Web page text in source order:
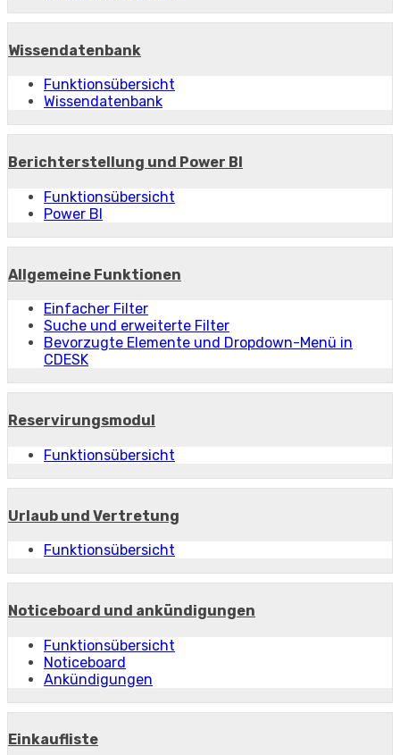
Wissendatenbank
Funktionsübersicht
Wissendatenbank
Berichterstellung und Power BI
Funktionsübersicht
Power BI
Allgemeine Funktionen
Einfacher Filter
Suche und erweiterte Filter
Bevorzugte Elemente und Dropdown-Menü in
CDESK
Reservirungsmodul
Funktionsübersicht
Urlaub und Vertretung
Funktionsübersicht
Noticeboard und ankündigungen
Funktionsübersicht
Noticeboard
Ankündigungen
Einkaufliste